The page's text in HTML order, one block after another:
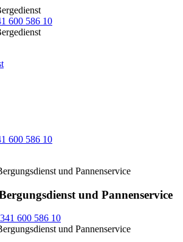
600 586 10
600 586 10
und Pannenservice
600 586 10